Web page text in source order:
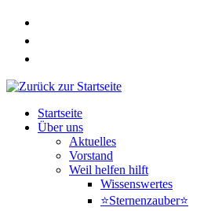
Zum
springen
Startseite
Über uns
Aktuelles
Vorstand
Weil helfen hilft
Wissenswertes
⭐Sternenzauber⭐